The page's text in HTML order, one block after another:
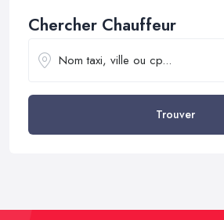
Chercher Chauffeur
Trouver